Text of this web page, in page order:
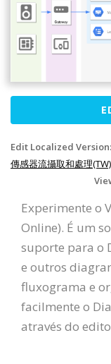
Edit Localized Version:
傳感器流攝取和處理(TW)
Experimente o
Online). É um
suporte para o
e outros
fluxograma e
facilmente o
através do